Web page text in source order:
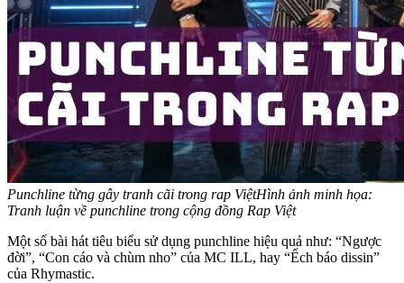
Punchline từng gây tranh cãi trong rap ViệtHình ảnh minh họa:
Tranh luận về punchline trong cộng đồng Rap Việt
Một số bài hát tiêu biểu sử dụng punchline hiệu quả như: “Ngược
đời”, “Con cáo và chùm nho” của MC ILL, hay “Ếch báo dissin”
của Rhymastic.